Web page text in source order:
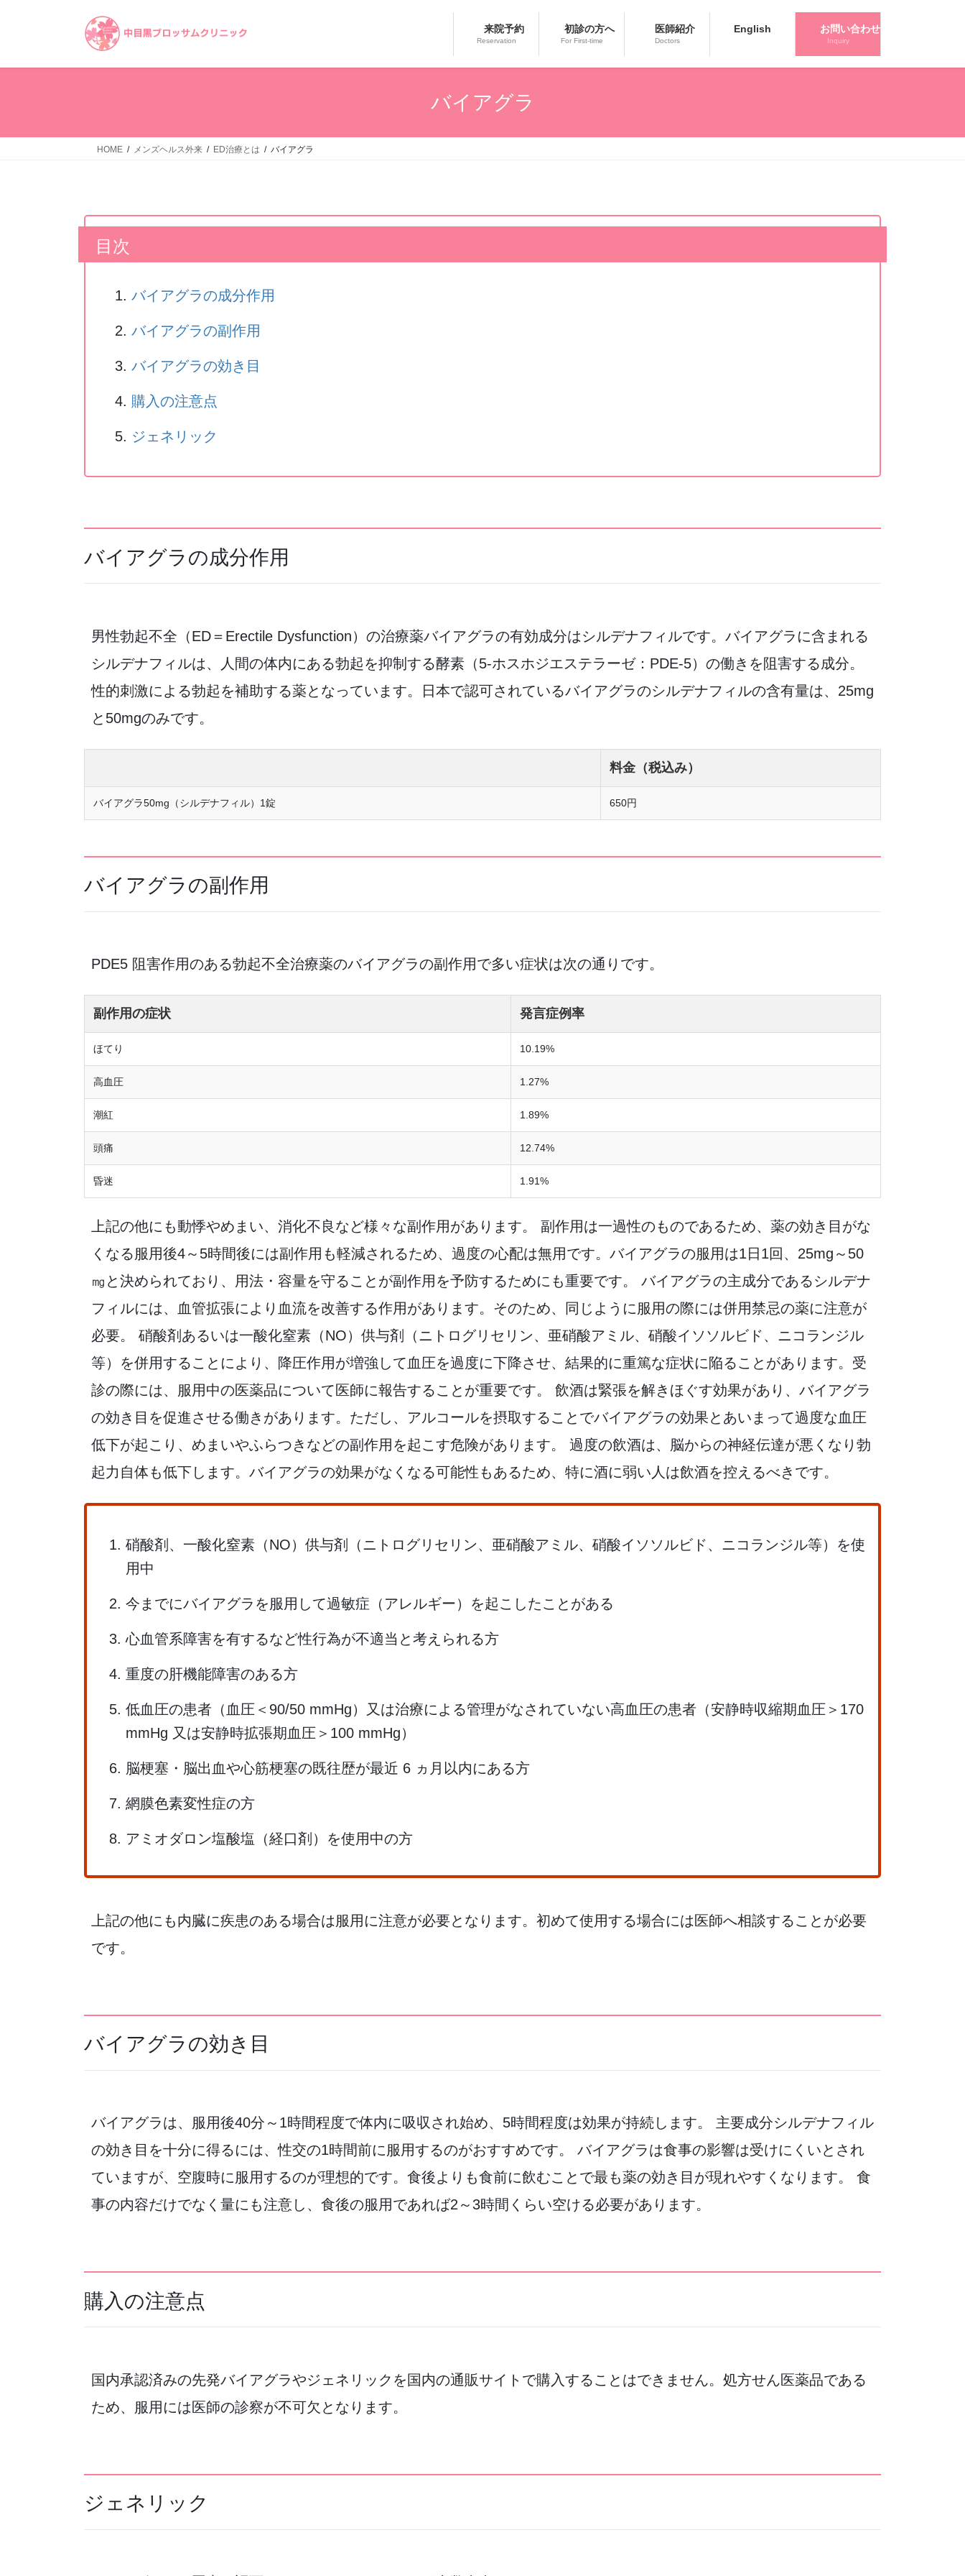
来院予約
Reservation
初診の方へ
For First-time
医師紹介
Doctors
English お問い合わせ
Inquiry
バイアグラ
HOME メンズヘルス外来 ED治療とは バイアグラ
目次
バイアグラの成分作用
バイアグラの副作用
バイアグラの効き目
購入の注意点
ジェネリック
バイアグラの成分作用
男性勃起不全（ED＝Erectile Dysfunction）の治療薬バイアグラの有効成分はシルデナフィルです。バイアグラに含まれる
シルデナフィルは、人間の体内にある勃起を抑制する酵素（5-ホスホジエステラーゼ：PDE-5）の働きを阻害する成分。
性的刺激による勃起を補助する薬となっています。日本で認可されているバイアグラのシルデナフィルの含有量は、25mg
と50mgのみです。
料金（税込み）
バイアグラ50mg（シルデナフィル）1錠 650円
バイアグラの副作用
PDE5 阻害作用のある勃起不全治療薬のバイアグラの副作用で多い症状は次の通りです。
副作用の症状 発言症例率
ほてり 10.19%
高血圧 1.27%
潮紅 1.89%
頭痛 12.74%
昏迷 1.91%
上記の他にも動悸やめまい、消化不良など様々な副作用があります。 副作用は一過性のものであるため、薬の効き目がな
くなる服用後4～5時間後には副作用も軽減されるため、過度の心配は無用です。バイアグラの服用は1日1回、25mg～50
㎎と決められており、用法・容量を守ることが副作用を予防するためにも重要です。 バイアグラの主成分であるシルデナ
フィルには、血管拡張により血流を改善する作用があります。そのため、同じように服用の際には併用禁忌の薬に注意が
必要。 硝酸剤あるいは一酸化窒素（NO）供与剤（ニトログリセリン、亜硝酸アミル、硝酸イソソルビド、ニコランジル
等）を併用することにより、降圧作用が増強して血圧を過度に下降させ、結果的に重篤な症状に陥ることがあります。受
診の際には、服用中の医薬品について医師に報告することが重要です。 飲酒は緊張を解きほぐす効果があり、バイアグラ
の効き目を促進させる働きがあります。ただし、アルコールを摂取することでバイアグラの効果とあいまって過度な血圧
低下が起こり、めまいやふらつきなどの副作用を起こす危険があります。 過度の飲酒は、脳からの神経伝達が悪くなり勃
起力自体も低下します。バイアグラの効果がなくなる可能性もあるため、特に酒に弱い人は飲酒を控えるべきです。
硝酸剤、一酸化窒素（NO）供与剤（ニトログリセリン、亜硝酸アミル、硝酸イソソルビド、ニコランジル等）を使
用中
今までにバイアグラを服用して過敏症（アレルギー）を起こしたことがある
心血管系障害を有するなど性行為が不適当と考えられる方
重度の肝機能障害のある方
低血圧の患者（血圧＜90/50 mmHg）又は治療による管理がなされていない高血圧の患者（安静時収縮期血圧＞170
mmHg 又は安静時拡張期血圧＞100 mmHg）
脳梗塞・脳出血や心筋梗塞の既往歴が最近 6 ヵ月以内にある方
網膜色素変性症の方
アミオダロン塩酸塩（経口剤）を使用中の方
上記の他にも内臓に疾患のある場合は服用に注意が必要となります。初めて使用する場合には医師へ相談することが必要
です。
バイアグラの効き目
バイアグラは、服用後40分～1時間程度で体内に吸収され始め、5時間程度は効果が持続します。 主要成分シルデナフィル
の効き目を十分に得るには、性交の1時間前に服用するのがおすすめです。 バイアグラは食事の影響は受けにくいとされ
ていますが、空腹時に服用するのが理想的です。食後よりも食前に飲むことで最も薬の効き目が現れやすくなります。 食
事の内容だけでなく量にも注意し、食後の服用であれば2～3時間くらい空ける必要があります。
購入の注意点
国内承認済みの先発バイアグラやジェネリックを国内の通販サイトで購入することはできません。処方せん医薬品である
ため、服用には医師の診察が不可欠となります。
ジェネリック